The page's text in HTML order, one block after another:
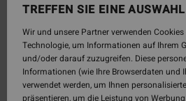
TREFFEN SIE EINE
Wir und unsere Partner verwenden
Technologie, um Informationen auf Ihrem
und/oder darauf zuzugreifen. Diese
Informationen (wie Ihre Browserdaten und
verwendet werden, um Ihnen
präsentieren, um die Leistung von